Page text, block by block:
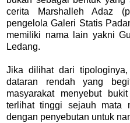
cerita Marshalleh Adaz
pengelola Galeri Statis
memiliki nama lain yakni
Ledang.
Jika dilihat dari
dataran rendah yang
masyarakat menyebut
terlihat tinggi sejauh mata
dengan penyebutan untuk